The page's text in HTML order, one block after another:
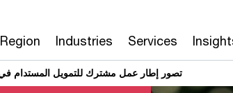
Industries Services
تصور إطار عمل مشترك للتمويل المستدام